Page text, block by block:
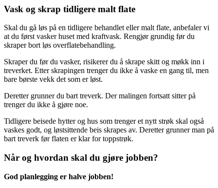
Vask og skrap tidligere malt flate
Skal du gå løs på en tidligere behandlet eller malt flate, anbefaler vi
at du først vasker huset med kraftvask. Rengjør grundig før du
skraper bort løs overflatebehandling.
Skraper du før du vasker, risikerer du å skrape skitt og møkk inn i
treverket. Etter skrapingen trenger du ikke å vaske en gang til, men
bare børste vekk det som er løst.
Deretter grunner du bart treverk. Der malingen fortsatt sitter på
trenger du ikke å gjøre noe.
Tidligere beisede hytter og hus som trenger et nytt strøk skal også
vaskes godt, og løstsittende beis skrapes av. Deretter grunner man på
bart treverk før flaten er klar for toppstrøk.
Når og hvordan skal du gjøre jobben?
God planlegging er halve jobben!